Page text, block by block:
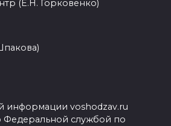
(Е.Н. Горковенко)
информации voshodzav.ru
Федеральной службой по